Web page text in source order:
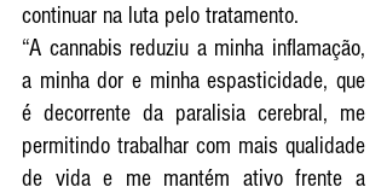
continuar na luta pelo tratamento.
“A cannabis reduziu a minha inflamação,
a minha dor e minha espasticidade, que
é decorrente da paralisia cerebral, me
permitindo trabalhar com mais qualidade
de vida e me mantém ativo frente a